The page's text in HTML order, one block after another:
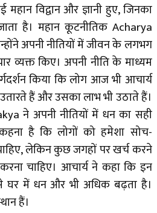
विद्वान और ज्ञानी हुए, जिनका
है। महान कूटनीतिक Acharya
अपनी नीतियों में जीवन के लगभग
व्यक्त किए। अपनी नीति के माध्यम
किया कि लोग आज भी आचार्य
हैं और उसका लाभ भी उठाते हैं।
ने अपनी नीतियों में धन का सही
है कि लोगों को हमेशा सोच-
लेकिन कुछ जगहों पर खर्च करने
चाहिए। आचार्य ने कहा कि इन
घर में धन और भी अधिक बढ़ता है।
हैं।